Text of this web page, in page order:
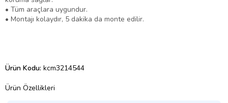
• Tüm araçlara uygundur.
• Montajı kolaydır, 5 dakika da monte edilir.
Ürün Kodu: kcm3214544
Ürün Özellikleri